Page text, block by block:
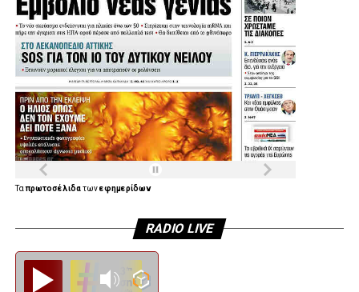
Λίγο μετά τις 11:30 στη Μητρόπολη έφτασε ο πρώην
υπουργός και πρώην πρόεδρος του ΠΑΣΟΚ, Ευάγγελος
Βενιζέλος, ο δήμαρχος Αθηναίων, Χάρης Δούκας αλλά και
ο πρώην πρόεδρος της Δημοκρατίας Προκόπης
Παυλόπουλος.
Ταπρωτοσέλιδατωνεφημερίδων
RADIO LIVE